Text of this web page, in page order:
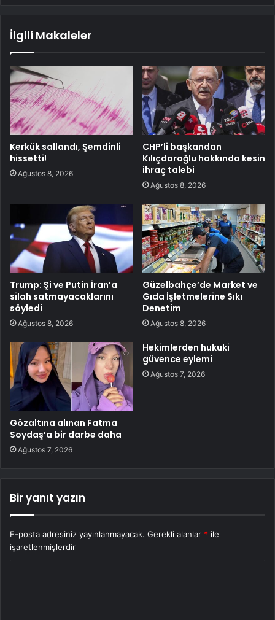
İlgili Makaleler
Kerkük sallandı, Şemdinli
hissetti!
Ağustos 8, 2026
CHP’li başkandan
Kılıçdaroğlu hakkında kesin
ihraç talebi
Ağustos 8, 2026
Trump: Şi ve Putin İran’a
silah satmayacaklarını
söyledi
Ağustos 8, 2026
Güzelbahçe’de Market ve
Gıda İşletmelerine Sıkı
Denetim
Ağustos 8, 2026
Gözaltına alınan Fatma
Soydaş’a bir darbe daha
Ağustos 7, 2026
Hekimlerden hukuki
güvence eylemi
Ağustos 7, 2026
Bir yanıt yazın
E-posta adresiniz yayınlanmayacak. Gerekli alanlar * ile
işaretlenmişlerdir